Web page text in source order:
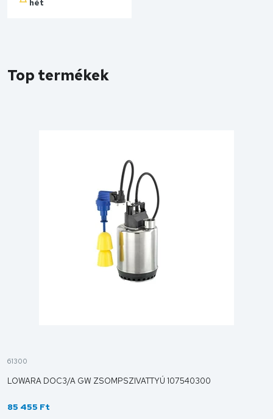
hét
Top termékek
61300
LOWARA DOC3/A GW ZSOMPSZIVATTYÚ 107540300
85 455 Ft